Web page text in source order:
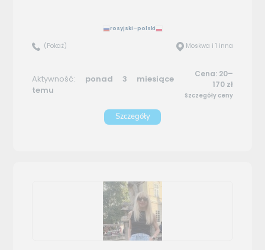
rosyjski–polski
(Pokaż) Moskwa i 1 inna
Aktywność: ponad 3 miesiące
temu
Cena: 20–
170 zł
Szczegóły ceny
Szczegóły